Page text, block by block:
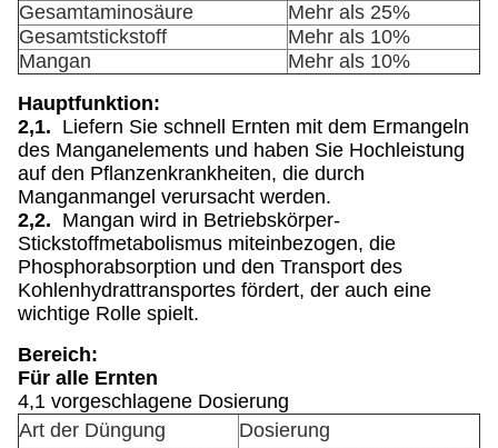
Gesamtaminosäure
Mehr als 25%
Gesamtstickstoff
Mehr als 10%
Mangan
Mehr als 10%
Hauptfunktion:
2,1. Liefern Sie schnell Ernten mit dem Ermangeln
des Manganelements und haben Sie Hochleistung
auf den Pflanzenkrankheiten, die durch
Manganmangel verursacht werden.
2,2. Mangan wird in Betriebskörper-
Stickstoffmetabolismus miteinbezogen, die
Phosphorabsorption und den Transport des
Kohlenhydrattransportes fördert, der auch eine
wichtige Rolle spielt.
Bereich:
Für alle Ernten
4,1 vorgeschlagene Dosierung
Art der Düngung
Dosierung